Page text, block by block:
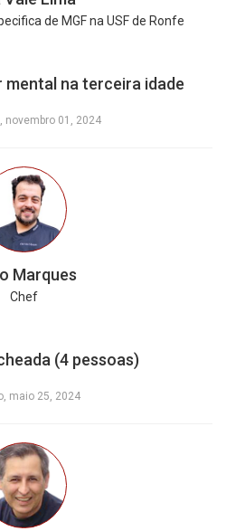
de MGF na USF de Ronfe
mental na terceira idade
novembro 01, 2024
Marques
Chef
(4 pessoas)
maio 25, 2024